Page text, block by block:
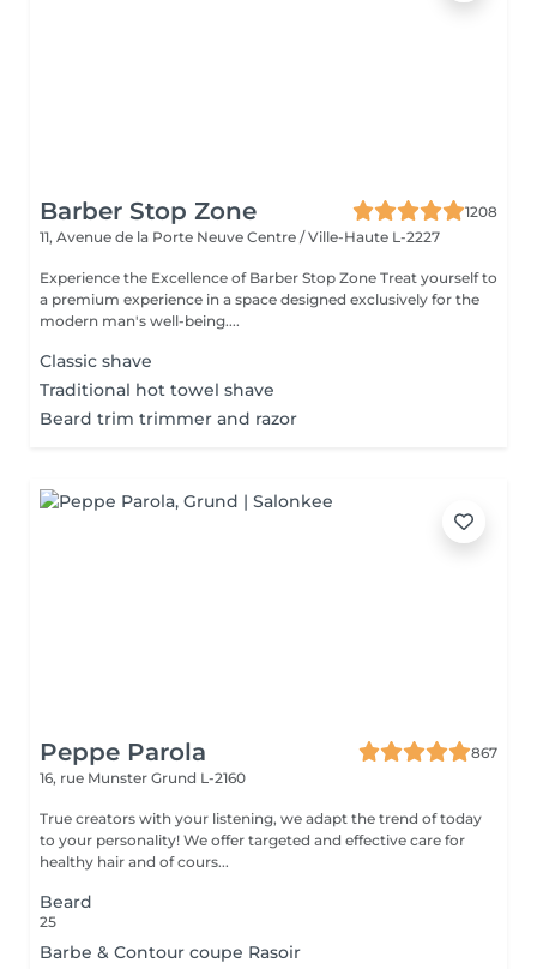
Barber Stop Zone
1208
11, Avenue de la Porte Neuve Centre / Ville-Haute L-2227
Experience the Excellence of Barber Stop Zone Treat yourself to
a premium experience in a space designed exclusively for the
modern man's well-being....
Classic shave
Traditional hot towel shave
Beard trim trimmer and razor
Peppe Parola
867
16, rue Munster Grund L-2160
True creators with your listening, we adapt the trend of today
to your personality! We offer targeted and effective care for
healthy hair and of cours...
Beard
25
Barbe & Contour coupe Rasoir